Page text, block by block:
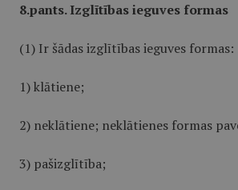
8.pants. Izglītības ieguves formas
(1) Ir šādas izglītības ieguves formas:
1) klātiene;
2) neklātiene; neklātienes formas
3) pašizglītība;